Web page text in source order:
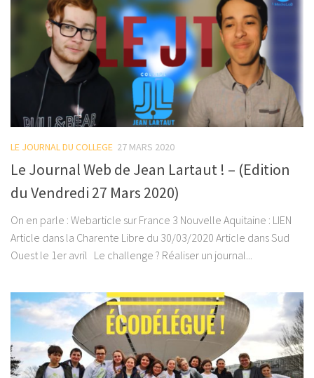
LE JOURNAL DU COLLEGE 27 MARS 2020
Le Journal Web de Jean Lartaut ! – (Edition
du Vendredi 27 Mars 2020)
On en parle : Webarticle sur France 3 Nouvelle Aquitaine : LIEN
Article dans la Charente Libre du 30/03/2020 Article dans Sud
Ouest le 1er avril Le challenge ? Réaliser un journal...